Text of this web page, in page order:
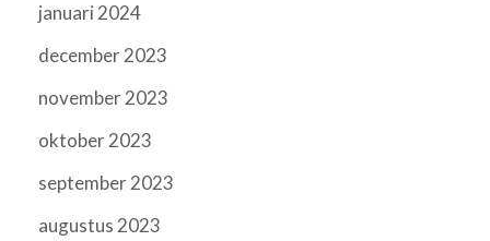
januari 2024
december 2023
november 2023
oktober 2023
september 2023
augustus 2023